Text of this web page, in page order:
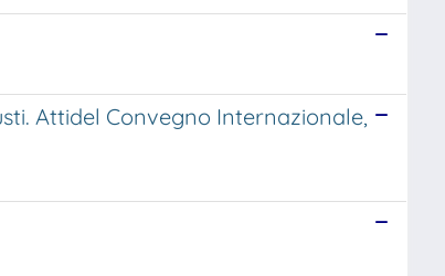
Attidel Convegno Internazionale,